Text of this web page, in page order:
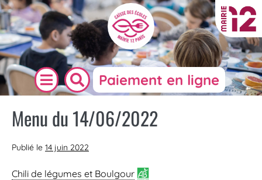
Paiement en ligne
Menu du 14/06/2022
Publié le 14 juin 2022
Chili de légumes et Boulgour